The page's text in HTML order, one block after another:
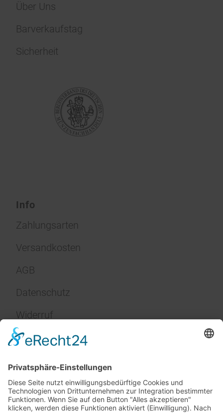
Über Uns
Barverkaufstag
Sicherheit
Info
Zahlungsarten
Versandkosten
AGB
Datenschutz
Widerruf
Impressum
Service